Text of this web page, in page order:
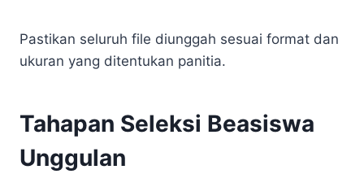
Pastikan seluruh file diunggah sesuai format dan
ukuran yang ditentukan panitia.
Tahapan Seleksi Beasiswa
Unggulan